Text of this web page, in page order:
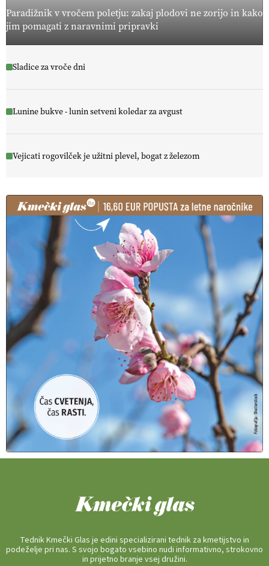
Paradižnik v vročem poletju: zakaj plodovi ne zorijo in kako
jim pomagati z naravnimi pripravki
Sladice za vroče dni
Lunine bukve - lunin setveni koledar za avgust
Vejicati rogovilček je užitni plevel, bogat z železom
Tednik Kmečki Glas je edini specializirani tednik za kmetijstvo in
podeželje pri nas. S svojo bogato vsebino nudi informativno, strokovno
in prijetno branje vsej družini.